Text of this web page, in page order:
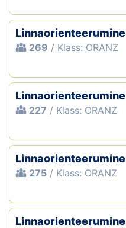
Linnaorienteerumine
269 / Klass: ORANZ
Linnaorienteerumine
227 / Klass: ORANZ
Linnaorienteerumine
275 / Klass: ORANZ
Linnaorienteerumine